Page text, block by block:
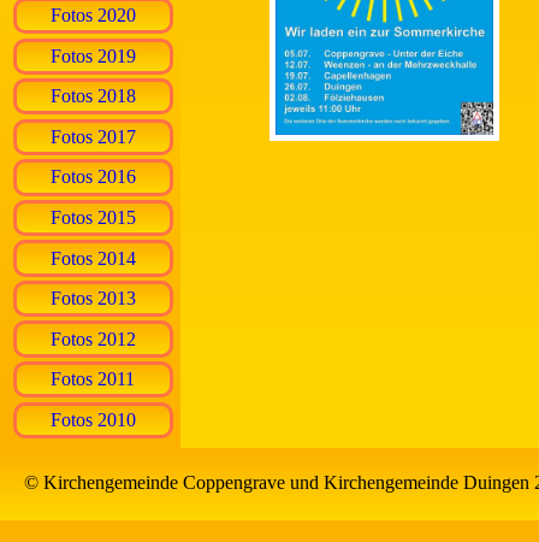
Fotos 2020
Fotos 2019
Fotos 2018
Fotos 2017
Fotos 2016
Fotos 2015
Fotos 2014
Fotos 2013
Fotos 2012
Fotos 2011
Fotos 2010
© Kirchengemeinde Coppengrave und Kirchengemeinde Duingen